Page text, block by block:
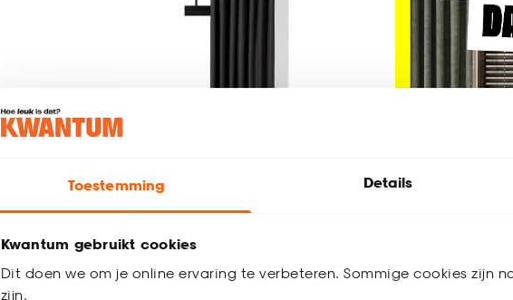
Toestemming Details
Kwantum gebruikt cookies
Dit doen we om je online ervaring te verbeteren. Sommige cookies zijn
zijn.
Gordijn Phileine Antraciet
3.9(11)